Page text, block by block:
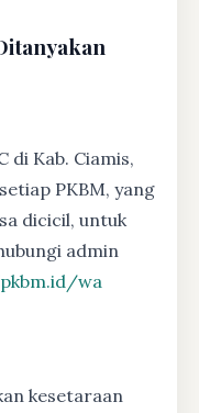
di Kab. Ciamis,
PKBM, yang
dicicil, untuk
admin
wa
kesetaraan